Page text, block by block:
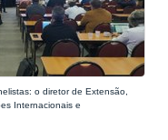
o diretor de Extensão,
Internacionais e